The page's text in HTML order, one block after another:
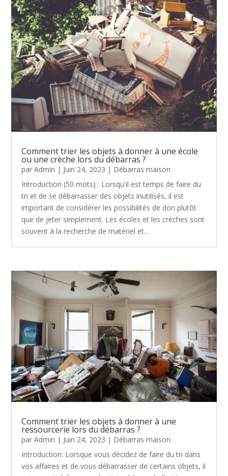
Comment trier les objets à donner à une école
ou une crèche lors du débarras ?
parAdmin | Juin 24, 2023 | Débarras maison
Introduction (50 mots) : Lorsqu'il est temps de faire du
tri et de se débarrasser des objets inutilisés, il est
important de considérer les possibilités de don plutôt
que de jeter simplement. Les écoles et les crèches sont
souvent à la recherche de matériel et...
Comment trier les objets à donner à une
ressourcerie lors du débarras ?
parAdmin | Juin 24, 2023 | Débarras maison
Introduction: Lorsque vous décidez de faire du tri dans
vos affaires et de vous débarrasser de certains objets, il